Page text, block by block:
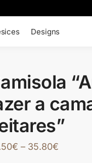
Designs
a
€ – 35.80€